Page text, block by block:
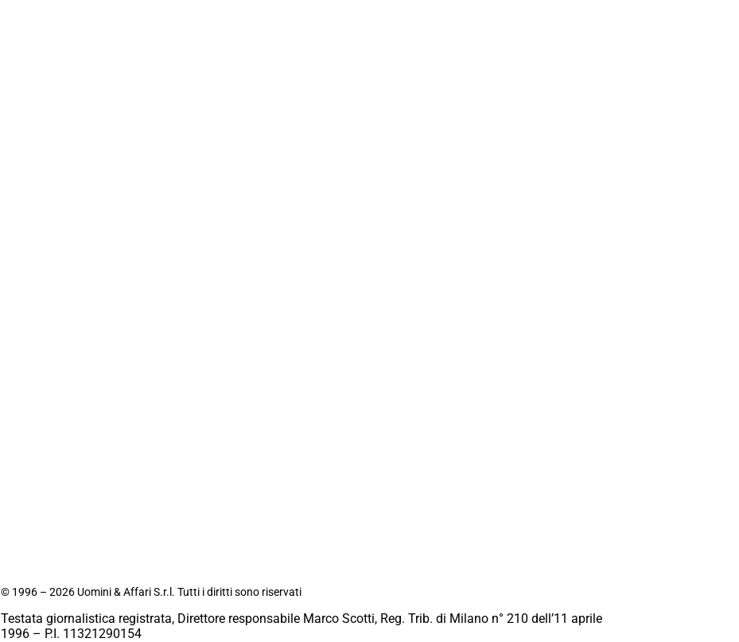
© 1996 – 2026 Uomini & Affari S.r.l. Tutti i diritti sono riservati
Testata giornalistica registrata, Direttore responsabile Marco Scotti, Reg. Trib. di Milano n° 210 dell’11 aprile
1996 – P.I. 11321290154